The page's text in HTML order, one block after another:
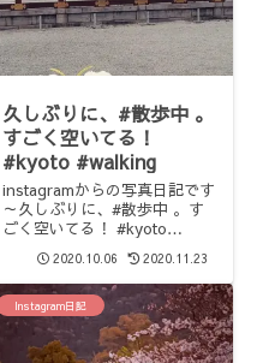
久しぶりに、#散歩中 。
すごく空いてる！
#kyoto #walking
instagramからの写真日記です
～久しぶりに、#散歩中 。す
ごく空いてる！ #kyoto
#walking
2020.10.06 2020.11.23
Instagram日記